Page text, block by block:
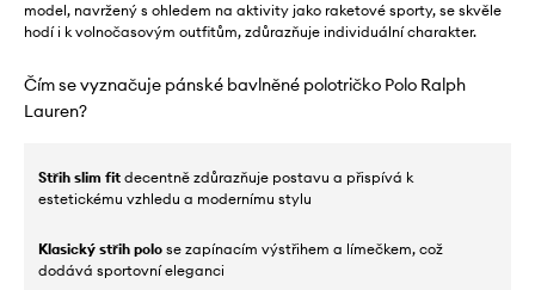
model, navržený s ohledem na aktivity jako raketové sporty, se skvěle
hodí i k volnočasovým outfitům, zdůrazňuje individuální charakter.
Čím se vyznačuje pánské bavlněné polotričko Polo Ralph
Lauren?
Střih slim fit decentně zdůrazňuje postavu a přispívá k
estetickému vzhledu a modernímu stylu
Klasický střih polo se zapínacím výstřihem a límečkem, což
dodává sportovní eleganci